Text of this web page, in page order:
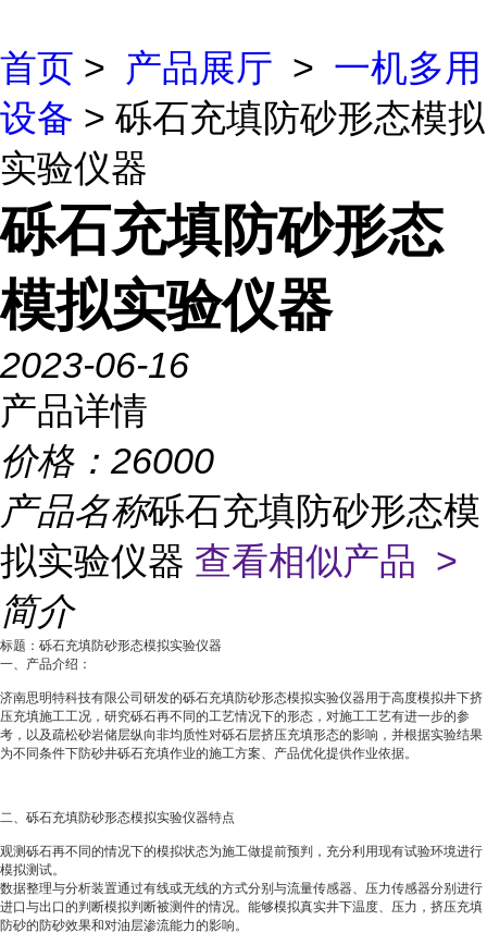
首页 > 产品展厅 > 一机多用
设备 > 砾石充填防砂形态模拟
实验仪器
砾石充填防砂形态
模拟实验仪器
2023-06-16
产品详情
价格： 26000
产品名称砾石充填防砂形态模
拟实验仪器 查看相似产品 >
简介
标题：砾石充填防砂形态模拟实验仪器
一、产品介绍：
济南思明特科技有限公司研发的砾石充填防砂形态模拟实验仪器用于高度模拟井下挤
压充填施工工况，研究砾石再不同的工艺情况下的形态，对施工工艺有进一步的参
考，以及疏松砂岩储层纵向非均质性对砾石层挤压充填形态的影响，并根据实验结果
为不同条件下防砂井砾石充填作业的施工方案、产品优化提供作业依据。
二、砾石充填防砂形态模拟实验仪器特点
观测砾石再不同的情况下的模拟状态为施工做提前预判，充分利用现有试验环境进行
模拟测试。
数据整理与分析装置通过有线或无线的方式分别与流量传感器、压力传感器分别进行
进口与出口的判断模拟判断被测件的情况。能够模拟真实井下温度、压力，挤压充填
防砂的防砂效果和对油层渗流能力的影响。